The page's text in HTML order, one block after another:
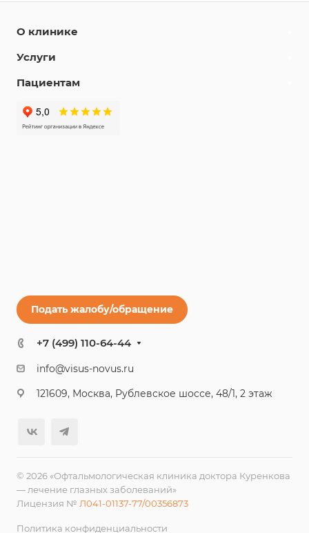
О клинике
Услуги
Пациентам
Подать жалобу/обращение
+7 (499) 110-64-44
info@visus-novus.ru
121609, Москва, Рублевское шоссе, 48/1, 2 этаж
© 2026 «Офтальмологическая клиника доктора Куренкова
— лечение глазных заболеваний»
Лицензия № Л041-01137-77/00356873
Политика конфиденциальности